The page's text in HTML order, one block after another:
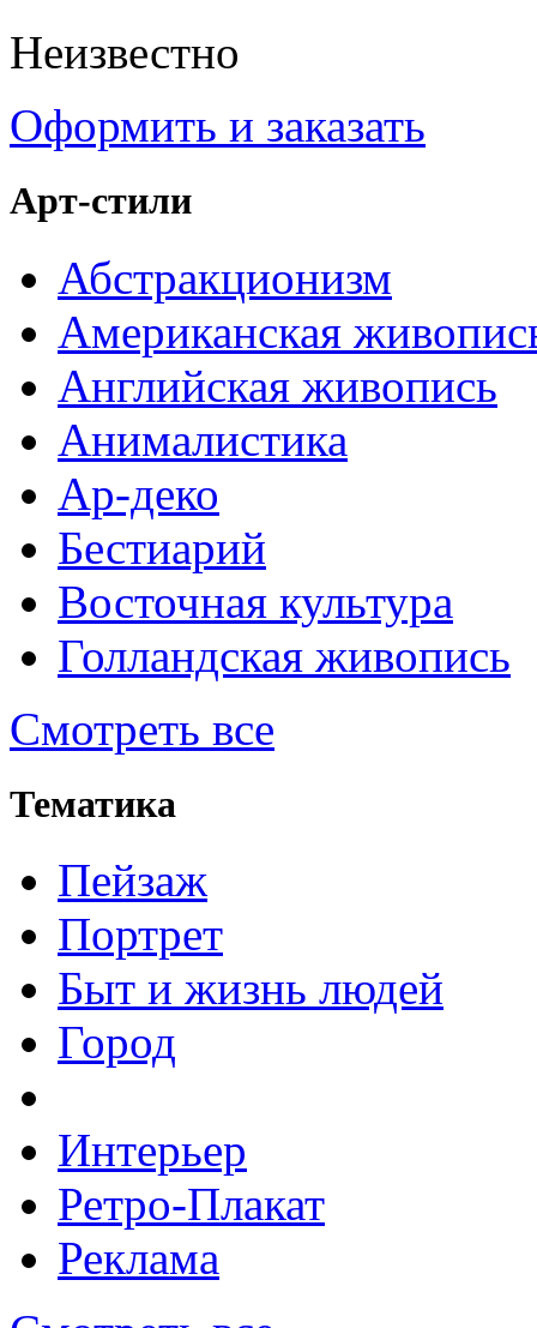
Неизвестно
Оформить и заказать
Арт-стили
Абстракционизм
Американская
Английская живопись
Анималистика
Ар-деко
Бестиарий
Восточная культура
Голландская живопись
Смотреть все
Тематика
Пейзаж
Портрет
Быт и жизнь людей
Город
Интерьер
Ретро-Плакат
Реклама